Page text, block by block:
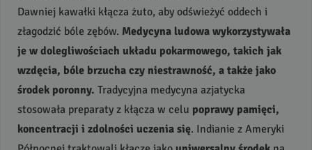
Dawniej kawałki kłącza żuto, aby odświeżyć oddech i
złagodzić bóle zębów. Medycyna ludowa wykorzystywała
je w dolegliwościach układu pokarmowego, takich jak
wzdęcia, bóle brzucha czy niestrawność, a także jako
środek poronny. Tradycyjna medycyna azjatycka
stosowała preparaty z kłącza w celu poprawy pamięci,
koncentracji i zdolności uczenia się. Indianie z Ameryki